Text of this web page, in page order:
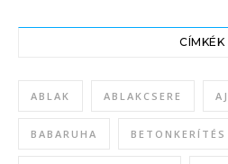
CÍMKÉK
ABLAK ABLAKCSERE
BABARUHA BETONKERÍTÉS